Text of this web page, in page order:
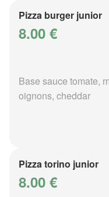
Pizza burger junior
8.00 €
Base sauce tomate,
oignons, cheddar
Pizza torino junior
8.00 €